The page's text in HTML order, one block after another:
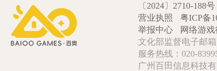
〔2024〕2710-188号
营业执照
粤ICP备
举报中心
网络游
文化部监督电子邮
服务热线：020-
广州百田信息科技